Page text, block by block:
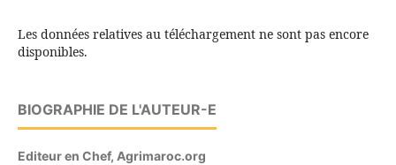
Les données relatives au téléchargement ne sont pas encore
disponibles.
BIOGRAPHIE DE L'AUTEUR-E
Editeur en Chef, Agrimaroc.org